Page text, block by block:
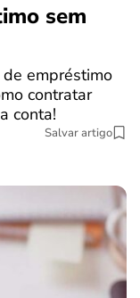
sem
empréstimo
contratar
conta!
Salvar artigo